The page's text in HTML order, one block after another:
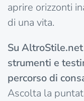
aprire orizzonti
di una vita.
Su
strumenti e
percorso di
Ascolta la